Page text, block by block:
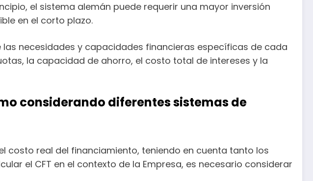
el sistema alemán puede requerir una mayor inversión
en el corto plazo.
necesidades y capacidades financieras específicas de cada
la capacidad de ahorro, el costo total de intereses y la
considerando diferentes sistemas de
costo real del financiamiento, teniendo en cuenta tanto los
el CFT en el contexto de la Empresa, es necesario considerar